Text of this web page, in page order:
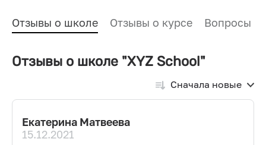
Отзывы о школе Отзывы о курсе Вопросы и
Отзывы о школе "XYZ School"
Сначала новые
Екатерина Матвеева
15.12.2021